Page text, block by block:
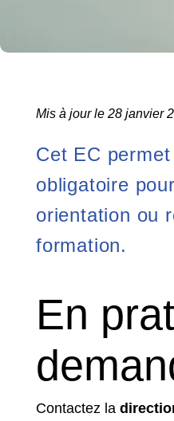
Mis à jour le 28 janvier
Cet EC
obligatoire
orientation ou
formation.
En
Contactez la